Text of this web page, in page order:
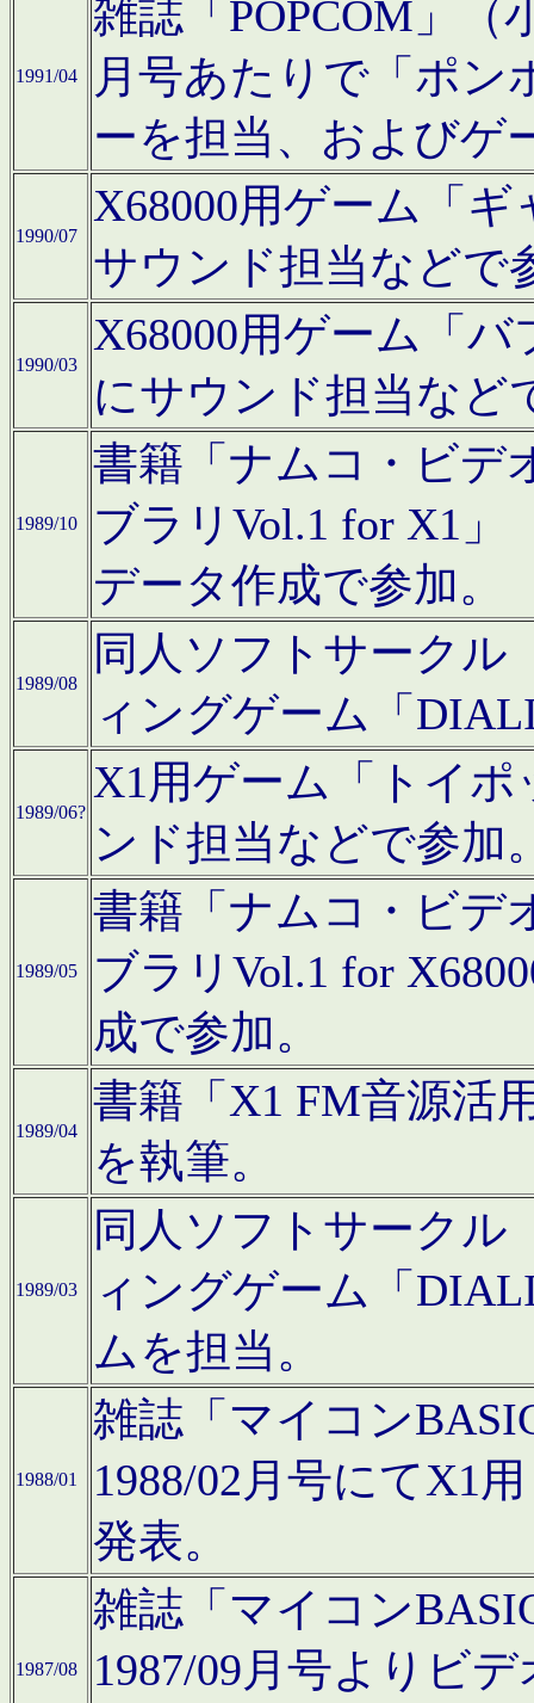
1991/04
雑誌「POPCOM」（
月号あたりで「ポン
ーを担当、およびゲ
1990/07
X68000用ゲーム「
サウンド担当などで
1990/03
X68000用ゲーム「
にサウンド担当など
1989/10
書籍「ナムコ・ビデ
ブラリVol.1 for X1」
データ作成で参加。
1989/08
同人ソフトサークル
ィングゲーム「
1989/06?
X1用ゲーム「トイ
ンド担当などで参加
1989/05
書籍「ナムコ・ビデ
ブラリVol.1 for
成で参加。
1989/04
書籍「X1 FM音源活
を執筆。
1989/03
同人ソフトサークル
ィングゲーム「
ムを担当。
1988/01
雑誌「マイコン
1988/02月号にてX1
発表。
1987/08
雑誌「マイコン
1987/09月号よりビ